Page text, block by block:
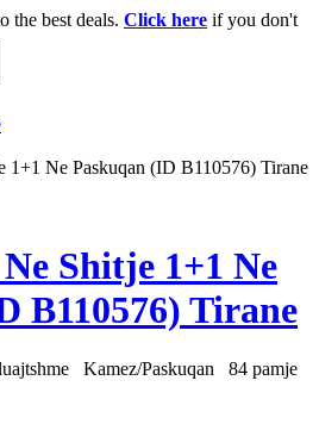
the best deals. Click here if you don't
1+1 Ne Paskuqan (ID B110576) Tirane
Shitje 1+1 Ne
B110576) Tirane
Kamez/Paskuqan
84 pamje